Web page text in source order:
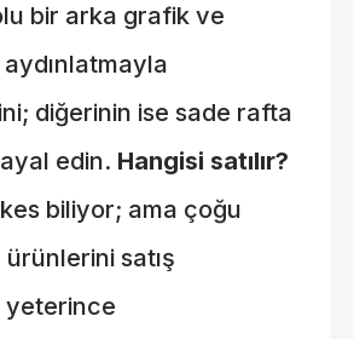
bir arka grafik ve
diğerinin ise sade rafta
edin. Hangisi satılır?
biliyor; ama çoğu
satış
yeterince